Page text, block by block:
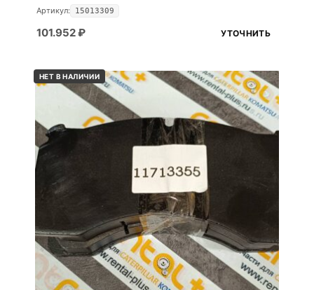
Артикул: 15013309
101.952₽ УТОЧНИТЬ
НЕТ В НАЛИЧИИ